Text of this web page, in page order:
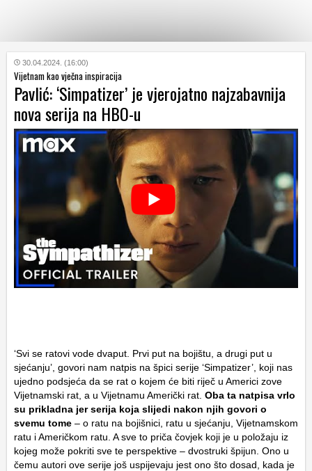
KATEGORIJE
HRVATSKI
WEB
30.04.2024. (16:00)
Vijetnam kao vječna inspiracija
Pavlić: ‘Simpatizer’ je vjerojatno najzabavnija
nova serija na HBO-u
‘Svi se ratovi vode dvaput. Prvi put na bojištu, a drugi put u
sjećanju’, govori nam natpis na špici serije ‘Simpatizer’, koji nas
ujedno podsjeća da se rat o kojem će biti riječ u Americi zove
Vijetnamski rat, a u Vijetnamu Američki rat. Oba ta natpisa vrlo
su prikladna jer serija koja slijedi nakon njih govori o
svemu tome – o ratu na bojišnici, ratu u sjećanju, Vijetnamskom
ratu i Američkom ratu. A sve to priča čovjek koji je u položaju iz
kojeg može pokriti sve te perspektive – dvostruki špijun. Ono u
čemu autori ove serije još uspijevaju jest ono što dosad, kada je